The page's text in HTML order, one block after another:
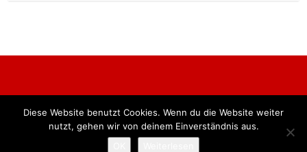
Alle Rechte vorbehalten. BKB Verlag GmbH
Diese Website benutzt Cookies. Wenn du die Website weiter
nutzt, gehen wir von deinem Einverständnis aus.